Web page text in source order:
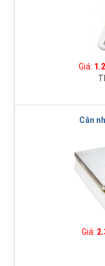
Giá:
Cân
Giá: